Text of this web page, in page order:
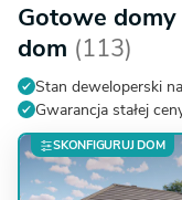
Gotowe
dom (113)
Stan deweloperski
Gwarancja stałej
SKONFIGURUJ DOM